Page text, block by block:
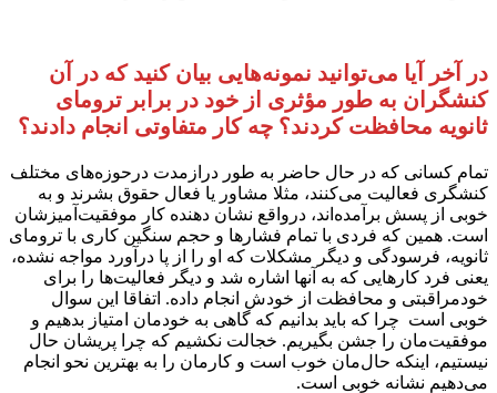
در آخر آیا می‌توانید نمونه‌هایی بیان کنید که در آن
کنشگران به طور مؤثری از خود در برابر ترومای
ثانویه محافظت کردند؟ چه کار متفاوتی انجام دادند؟
تمام کسانی که در حال حاضر به طور درازمدت درحوزه‌های مختلف
کنشگری فعالیت می‌کنند، مثلا مشاور یا فعال حقوق بشرند و به
خوبی از پسش برآمده‌اند، درواقع نشان دهنده کار موفقیت‌آمیزشان
است. همین که فردی با تمام فشارها و حجم سنگین کاری با ترومای
ثانویه، فرسودگی و دیگر مشکلات که او را از پا درآورد مواجه نشده،
یعنی فرد کارهایی که به آنها اشاره شد و دیگر فعالیت‌ها را برای
خودمراقبتی‌ و محافظت از خودش انجام داده. اتفاقا این سوال
خوبی است چرا که باید بدانیم که گاهی به خودمان امتیاز بدهیم و
موفقیت‌مان را جشن بگیریم. خجالت نکشیم که چرا پریشان حال
نیستیم، اینکه حال‌مان خوب است و کارمان را به بهترین نحو انجام
می‌دهیم نشانه خوبی است.